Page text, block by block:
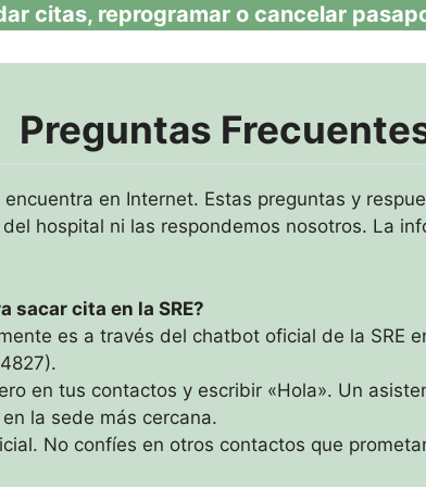
citas, reprogramar o cancelar
Preguntas
en Internet. Estas preguntas y
hospital ni las respondemos nosotros. La
sacar cita en la SRE?
es a través del chatbot oficial de la SRE
en tus contactos y escribir «Hola». Un
la sede más cercana.
No confíes en otros contactos que